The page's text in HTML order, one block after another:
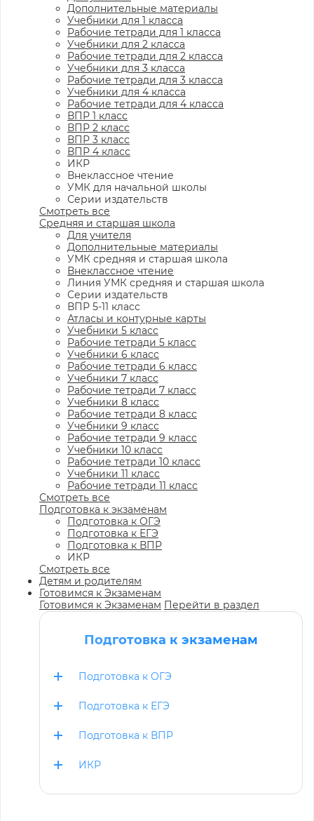
Дополнительные материалы
Учебники для 1 класса
Рабочие тетради для 1 класса
Учебники для 2 класса
Рабочие тетради для 2 класса
Учебники для 3 класса
Рабочие тетради для 3 класса
Учебники для 4 класса
Рабочие тетради для 4 класса
ВПР 1 класс
ВПР 2 класс
ВПР 3 класс
ВПР 4 класс
ИКР
Внеклассное чтение
УМК для начальной школы
Серии издательств
Смотреть все
Средняя и старшая школа
Для учителя
Дополнительные материалы
УМК средняя и старшая школа
Внеклассное чтение
Линия УМК средняя и старшая школа
Серии издательств
ВПР 5-11 класс
Атласы и контурные карты
Учебники 5 класс
Рабочие тетради 5 класс
Учебники 6 класс
Рабочие тетради 6 класс
Учебники 7 класс
Рабочие тетради 7 класс
Учебники 8 класс
Рабочие тетради 8 класс
Учебники 9 класс
Рабочие тетради 9 класс
Учебники 10 класс
Рабочие тетради 10 класс
Учебники 11 класс
Рабочие тетради 11 класс
Смотреть все
Подготовка к экзаменам
Подготовка к ОГЭ
Подготовка к ЕГЭ
Подготовка к ВПР
ИКР
Смотреть все
Детям и родителям
Готовимся к Экзаменам
Готовимся к Экзаменам Перейти в раздел
Подготовка к экзаменам
Подготовка к ОГЭ
Подготовка к ЕГЭ
Подготовка к ВПР
ИКР